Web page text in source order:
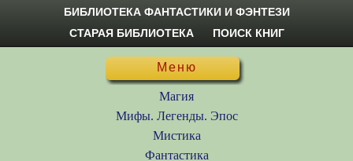
БИБЛИОТЕКА ФАНТАСТИКИ И ФЭНТЕЗИ
СТАРАЯ БИБЛИОТЕКА
ПОИСК КНИГ
Меню
Магия
Мифы. Легенды. Эпос
Мистика
Фантастика